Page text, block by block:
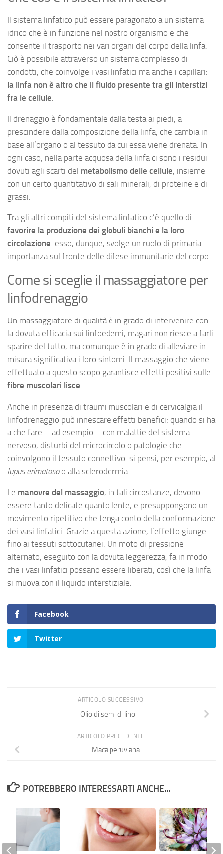
Il sistema linfatico può essere paragonato a un sistema
idrico che è in funzione nel nostro organismo e che
consente il trasporto nei vari organi del corpo della linfa.
Ciò è possibile attraverso un sistema complesso di
condotti, che coinvolge i vasi linfatici ma anche i capillari:
la linfa non è altro che il fluido presente tra gli interstizi
fra le cellule
Il drenaggio è fondamentale dalla testa ai piedi, a
prescindere dalla composizione della linfa, che cambia in
base all’organo o al tessuto da cui essa viene drenata. In
ogni caso, nella parte acquosa della linfa ci sono i residui
dovuti agli scarti del metabolismo delle cellule, insieme
con un certo quantitativo di sali minerali, di proteine e di
grassi.
Tra gli altri compiti del sistema linfatico c’è quello di
favorire la produzione dei globuli bianchi e la loro
circolazione: esso, dunque, svolge un ruolo di primaria
importanza sul fronte delle difese immunitarie del corpo.
Come si sceglie il massaggiatore per
linfodrenaggio
Un massaggiatore di qualità è in grado di intervenire con
la dovuta efficacia sui linfoedemi, magari non riesce a farli
sparire del tutto, ma comunque è in grado di alleviare in
misura significativa i loro sintomi. Il massaggio che viene
effettuato a questo scopo garantisce effetti positivi sulle
fibre muscolari lisce
Anche in presenza di traumi muscolari e di cervicalgia il
linfodrenaggio può innescare effetti benefici; quando si ha
a che fare – ad esempio – con malattie del sistema
nervoso, disturbi del microcircolo o patologie che
coinvolgono il tessuto connettivo: si pensi, per esempio, al
lupus erimatosoo alla sclerodermia.
Le manovre del massaggio, in tali circostanze, devono
essere tanto delicate quanto lente, e presuppongono un
movimento ripetitivo che tenga conto della conformazione
dei vasi linfatici. Grazie a questa azione, l’effetto giunge
fino ai tessuti sottocutanei. Un moto di pressione
alternato, eseguito con la dovuta leggerezza, fa in modo
che i vasi linfatici possano essere liberati, così che la linfa
si muova con il liquido interstiziale.
Facebook
Twitter
ARTICOLO SUCCESSIVO
Olio di semi di lino
ARTICOLO PRECEDENTE
Maca peruviana
POTREBBERO INTERESSARTI ANCHE...